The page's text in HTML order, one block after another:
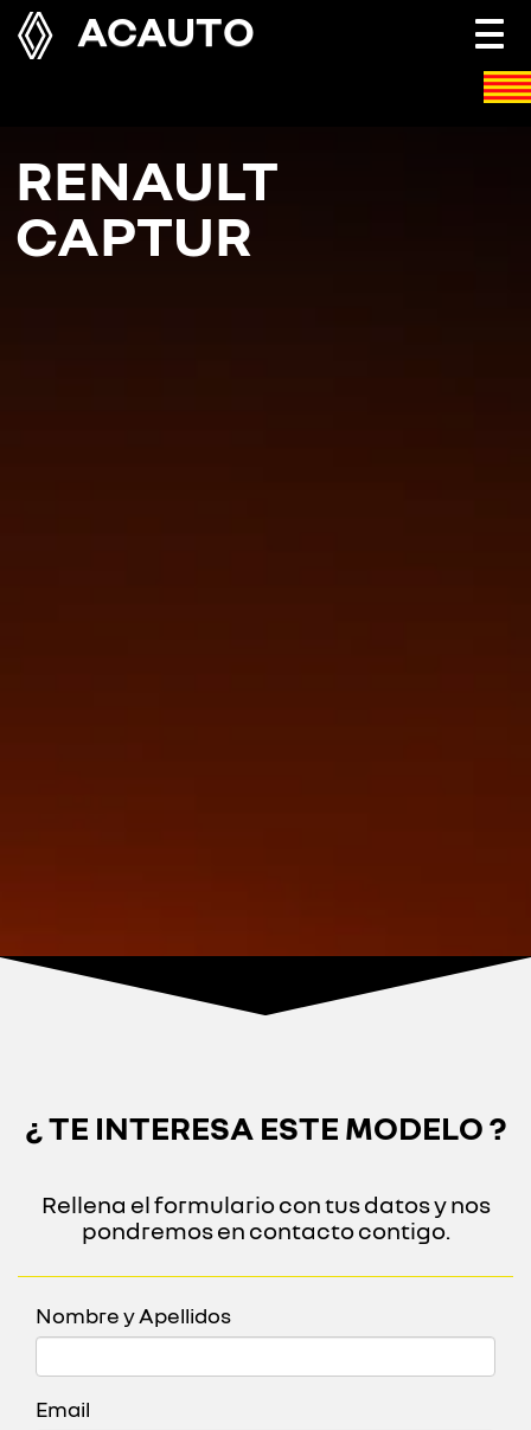
ACAUTO
RENAULT
CAPTUR
¿ TE INTERESA ESTE MODELO ?
Rellena el formulario con tus datos y nos
pondremos en contacto contigo.
Nombre y Apellidos
Email